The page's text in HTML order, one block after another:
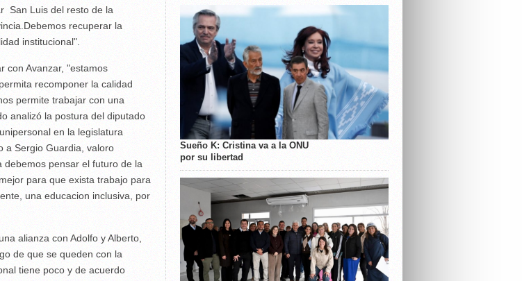
San Luis del resto de la
recuperar la
institucional".
con Avanzar, "estamos
recomponer la calidad
permite trabajar con una
analizó la postura del diputado
en la legislatura
a Sergio Guardia, valoro
debemos pensar el futuro de la
para que exista trabajo para
una educacion inclusiva, por
alianza con Adolfo y Alberto,
de que se queden con la
tiene poco y de acuerdo
Sueño K: Cristina va a la ONU
por su libertad